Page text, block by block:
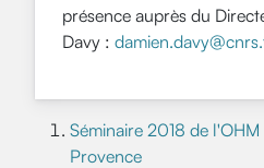
présence auprès du
Davy :
Séminaire 2018 de
Provence